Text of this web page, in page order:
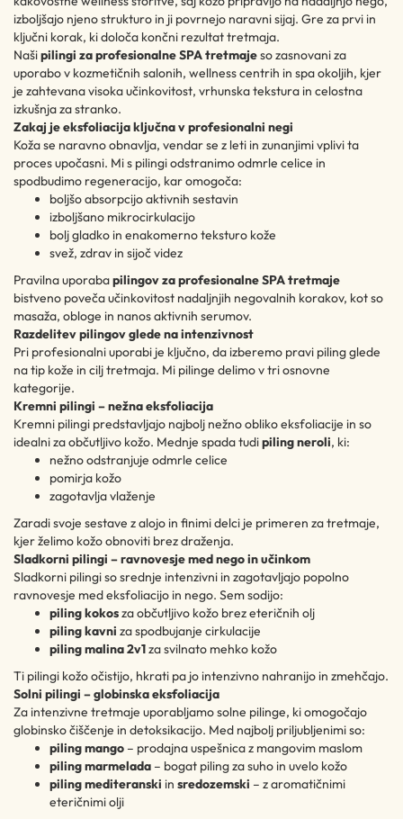
izboljšajo njeno strukturo in ji povrnejo naravni sijaj. Gre za prvi in
ključni korak, ki določa končni rezultat tretmaja.
Našipilingi za profesionalne SPA tretmajeso zasnovani za
uporabo v kozmetičnih salonih, wellness centrih in spa okoljih, kjer
je zahtevana visoka učinkovitost, vrhunska tekstura in celostna
izkušnja za stranko.
Zakaj je eksfoliacija ključna v profesionalni negi
Koža se naravno obnavlja, vendar se z leti in zunanjimi vplivi ta
proces upočasni. Mi s pilingi odstranimo odmrle celice in
spodbudimo regeneracijo, kar omogoča:
boljšo absorpcijo aktivnih sestavin
izboljšano mikrocirkulacijo
bolj gladko in enakomerno teksturo kože
svež, zdrav in sijoč videz
Pravilna uporabapilingov za profesionalne SPA tretmaje
bistveno poveča učinkovitost nadaljnjih negovalnih korakov, kot so
masaža, obloge in nanos aktivnih serumov.
Razdelitev pilingov glede na intenzivnost
Pri profesionalni uporabi je ključno, da izberemo pravi piling glede
na tip kože in cilj tretmaja. Mi pilinge delimo v tri osnovne
kategorije.
Kremni pilingi – nežna eksfoliacija
Kremni pilingi predstavljajo najbolj nežno obliko eksfoliacije in so
idealni za občutljivo kožo. Mednje spada tudipiling neroli, ki:
nežno odstranjuje odmrle celice
pomirja kožo
zagotavlja vlaženje
Zaradi svoje sestave z alojo in finimi delci je primeren za tretmaje,
kjer želimo kožo obnoviti brez draženja.
Sladkorni pilingi – ravnovesje med nego in učinkom
Sladkorni pilingi so srednje intenzivni in zagotavljajo popolno
ravnovesje med eksfoliacijo in nego. Sem sodijo:
piling kokosza občutljivo kožo brez eteričnih olj
piling kavni za spodbujanje cirkulacije
piling malina 2v1za svilnato mehko kožo
Ti pilingi kožo očistijo, hkrati pa jo intenzivno nahranijo in zmehčajo.
Solni pilingi – globinska eksfoliacija
Za intenzivne tretmaje uporabljamo solne pilinge, ki omogočajo
globinsko čiščenje in detoksikacijo. Med najbolj priljubljenimi so:
piling mango – prodajna uspešnica z mangovim maslom
piling marmelada – bogat piling za suho in uvelo kožo
piling mediteranski in sredozemski – z aromatičnimi
eteričnimi olji